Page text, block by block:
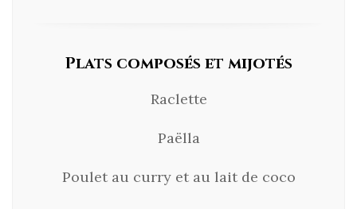
Plats composés et mijotés
Raclette
Paëlla
Poulet au curry et au lait de coco